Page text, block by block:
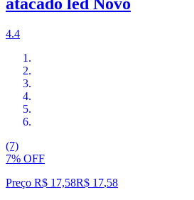
atacado led Novo
4.4
(7)
7% OFF
Preço R$ 17,58R$ 17,58